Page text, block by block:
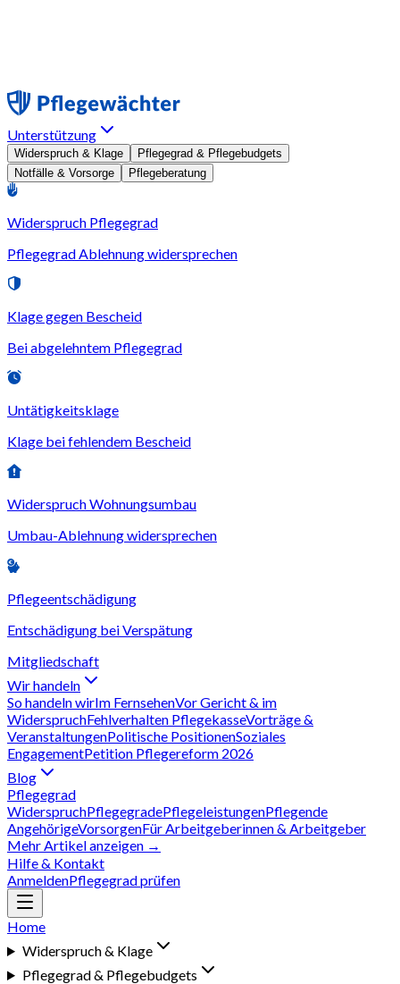
Unterstützung
Widerspruch & Klage
Pflegegrad & Pflegebudgets
Notfälle & Vorsorge
Pflegeberatung
Widerspruch Pflegegrad
Pflegegrad Ablehnung widersprechen
Klage gegen Bescheid
Bei abgelehntem Pflegegrad
Untätigkeitsklage
Klage bei fehlendem Bescheid
Widerspruch Wohnungsumbau
Umbau-Ablehnung widersprechen
Pflegeentschädigung
Entschädigung bei Verspätung
Mitgliedschaft
Wir handeln
So handeln wirIm FernsehenVor Gericht & im
WiderspruchFehlverhalten PflegekasseVorträge &
VeranstaltungenPolitische PositionenSoziales
EngagementPetition Pflegereform 2026
Blog
Pflegegrad
WiderspruchPflegegradePflegeleistungenPflegende
AngehörigeVorsorgenFür Arbeitgeberinnen & Arbeitgeber
Mehr Artikel anzeigen →
Hilfe & Kontakt
AnmeldenPflegegrad prüfen
Home
Widerspruch & Klage
Pflegegrad & Pflegebudgets